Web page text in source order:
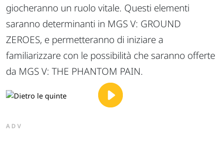
giocheranno un ruolo vitale. Questi elementi
saranno determinanti in MGS V: GROUND
ZEROES, e permetteranno di iniziare a
familiarizzare con le possibilità che saranno offerte
da MGS V: THE PHANTOM PAIN.
ADV